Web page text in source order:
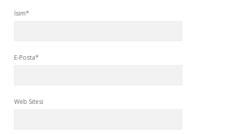
İsim*
E-Posta*
Web Sitesi